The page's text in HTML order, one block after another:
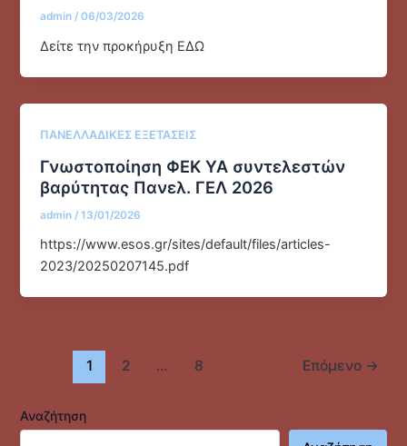
admin/06/03/2026
Δείτε την προκήρυξη ΕΔΩ
ΠΑΝΕΛΛΑΔΙΚΕΣ ΕΞΕΤΑΣΕΙΣ
Γνωστοποίηση ΦΕΚ ΥΑ συντελεστών
βαρύτητας Πανελ. ΓΕΛ 2026
admin /13/01/2026
https://www.esos.gr/sites/default/files/articles-
2023/20250207145.pdf
1 2 … 8 Επόμενο →
Αναζήτηση